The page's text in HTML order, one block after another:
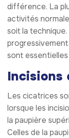
différence. La
activités
soit la
sont
Incisions
Les cicatrices
lorsque les
la paupière
Celles de la